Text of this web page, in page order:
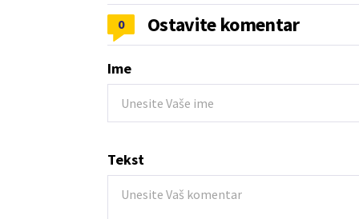
0 Ostavite komentar
Ime
Tekst